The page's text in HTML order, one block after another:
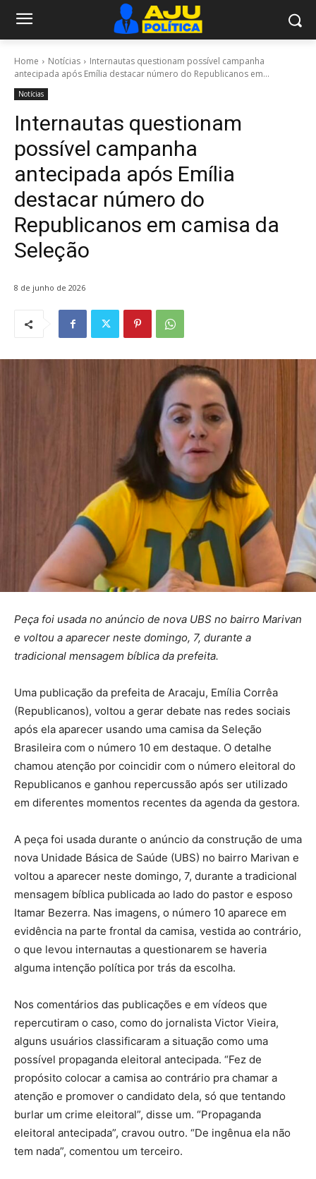
Home Notícias
Internautas questionam possível campanha
antecipada após Emília destacar número do Republicanos em...
Notícias
Internautas questionam
possível campanha
antecipada após Emília
destacar número do
Republicanos em camisa da
Seleção
8 de junho de 2026
Peça foi usada no anúncio de nova UBS no bairro Marivan
e voltou a aparecer neste domingo, 7, durante a
tradicional mensagem bíblica da prefeita.
Uma publicação da prefeita de Aracaju, Emília Corrêa
(Republicanos), voltou a gerar debate nas redes sociais
após ela aparecer usando uma camisa da Seleção
Brasileira com o número 10 em destaque. O detalhe
chamou atenção por coincidir com o número eleitoral do
Republicanos e ganhou repercussão após ser utilizado
em diferentes momentos recentes da agenda da gestora.
A peça foi usada durante o anúncio da construção de uma
nova Unidade Básica de Saúde (UBS) no bairro Marivan e
voltou a aparecer neste domingo, 7, durante a tradicional
mensagem bíblica publicada ao lado do pastor e esposo
Itamar Bezerra. Nas imagens, o número 10 aparece em
evidência na parte frontal da camisa, vestida ao contrário,
o que levou internautas a questionarem se haveria
alguma intenção política por trás da escolha.
Nos comentários das publicações e em vídeos que
repercutiram o caso, como do jornalista Victor Vieira,
alguns usuários classificaram a situação como uma
possível propaganda eleitoral antecipada. “Fez de
propósito colocar a camisa ao contrário pra chamar a
atenção e promover o candidato dela, só que tentando
burlar um crime eleitoral”, disse um. “Propaganda
eleitoral antecipada”, cravou outro. “De ingênua ela não
tem nada”, comentou um terceiro.